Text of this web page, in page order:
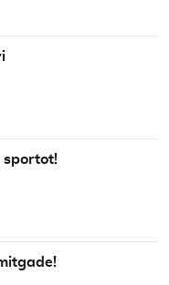
sportot!